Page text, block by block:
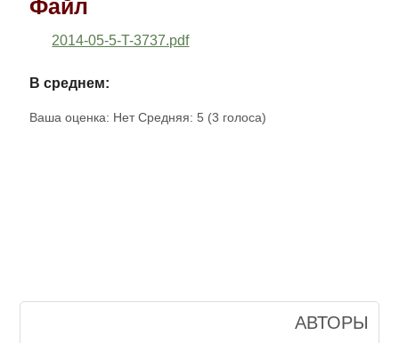
Файл
2014-05-5-T-3737.pdf
В среднем:
Ваша оценка: Нет Средняя:5 (3 голоса)
АВТОРЫ